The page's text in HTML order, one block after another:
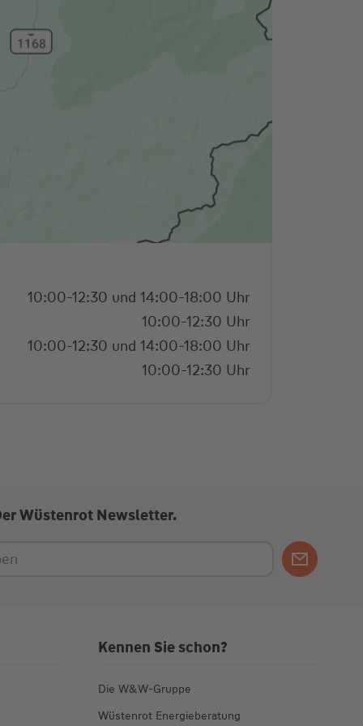
10:00-12:30 und 14:00-18:00 Uhr
10:00-12:30 Uhr
10:00-12:30 und 14:00-18:00 Uhr
10:00-12:30 Uhr
Wüstenrot Newsletter.
Kennen Sie schon?
Die W&W-Gruppe
Wüstenrot Energieberatung